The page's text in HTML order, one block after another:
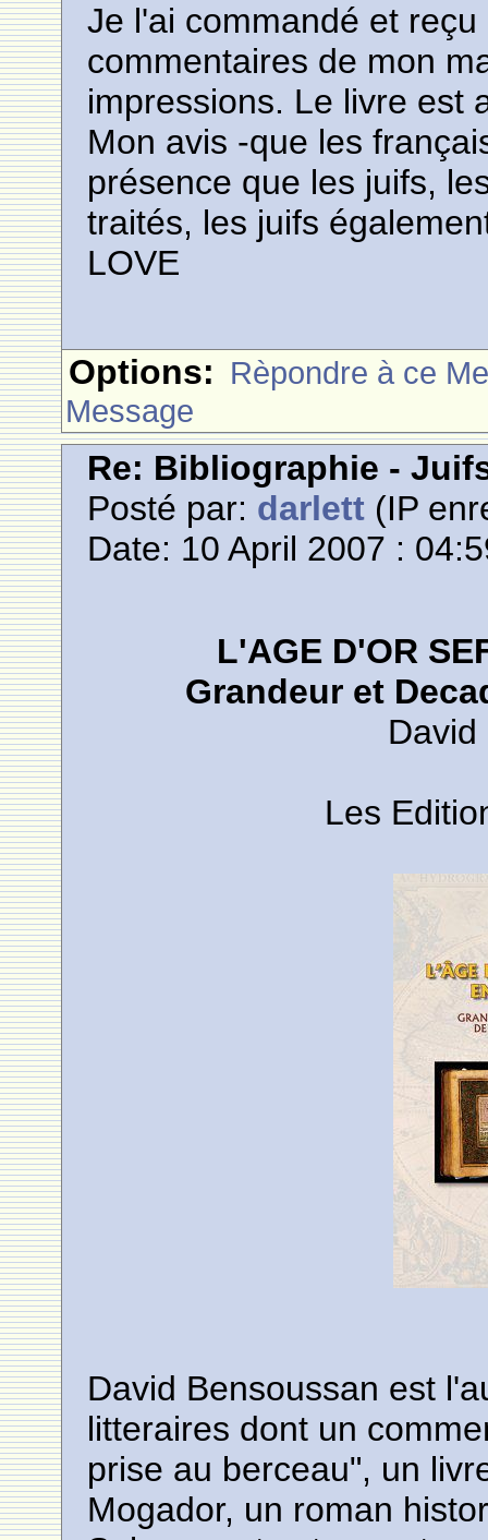
Je l'ai commandé et
commentaires de mon
impressions. Le livre est
Mon avis -que les
présence que les juifs,
traités, les juifs
LOVE
Options: Rèpondre à ce
Message
Re: Bibliographie -
Posté par: darlett (IP
Date: 10 April 2007 :
L'AGE D'OR
Grandeur et
David
Les
David Bensoussan est
litteraires dont un
prise au berceau", un
Mogador, un roman